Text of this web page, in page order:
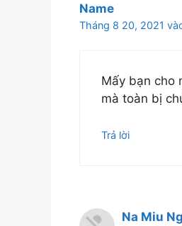
Name
Tháng 8 20, 2021
Mấy bạn cho
mà toàn bị
Trả lời
Na Miu